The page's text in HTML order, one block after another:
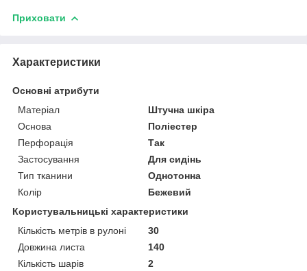
Приховати
Характеристики
Основні атрибути
Матеріал
Штучна шкіра
Основа
Поліестер
Перфорація
Так
Застосування
Для сидінь
Тип тканини
Однотонна
Колір
Бежевий
Користувальницькі характеристики
Кількість метрів в рулоні
30
Довжина листа
140
Кількість шарів
2